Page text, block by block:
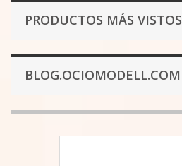
PRODUCTOS MÁS VISTOS
BLOG.OCIOMODELL.COM